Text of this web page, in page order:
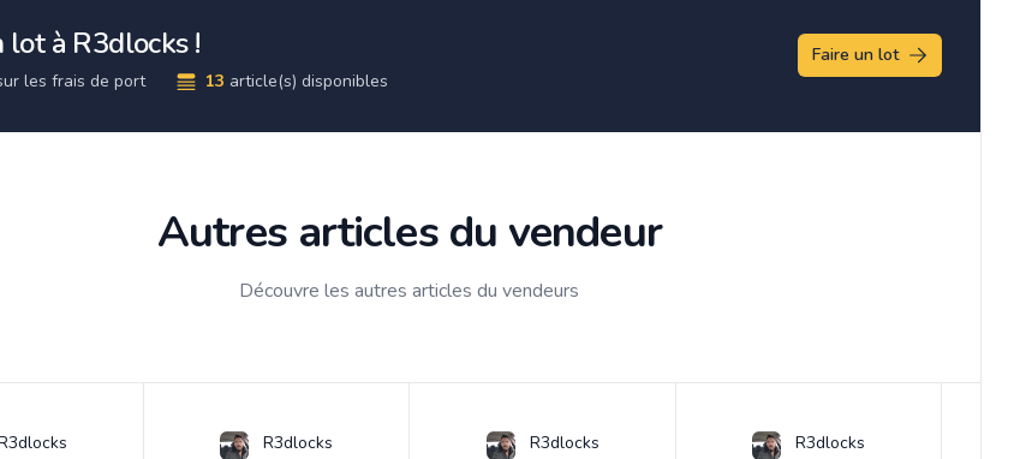
lot à R3dlocks !
les frais de port 13 article(s) disponibles
Faire un lot
Autres articles du vendeur
Découvre les autres articles du vendeurs
R3dlocks R3dlocks R3dlocks